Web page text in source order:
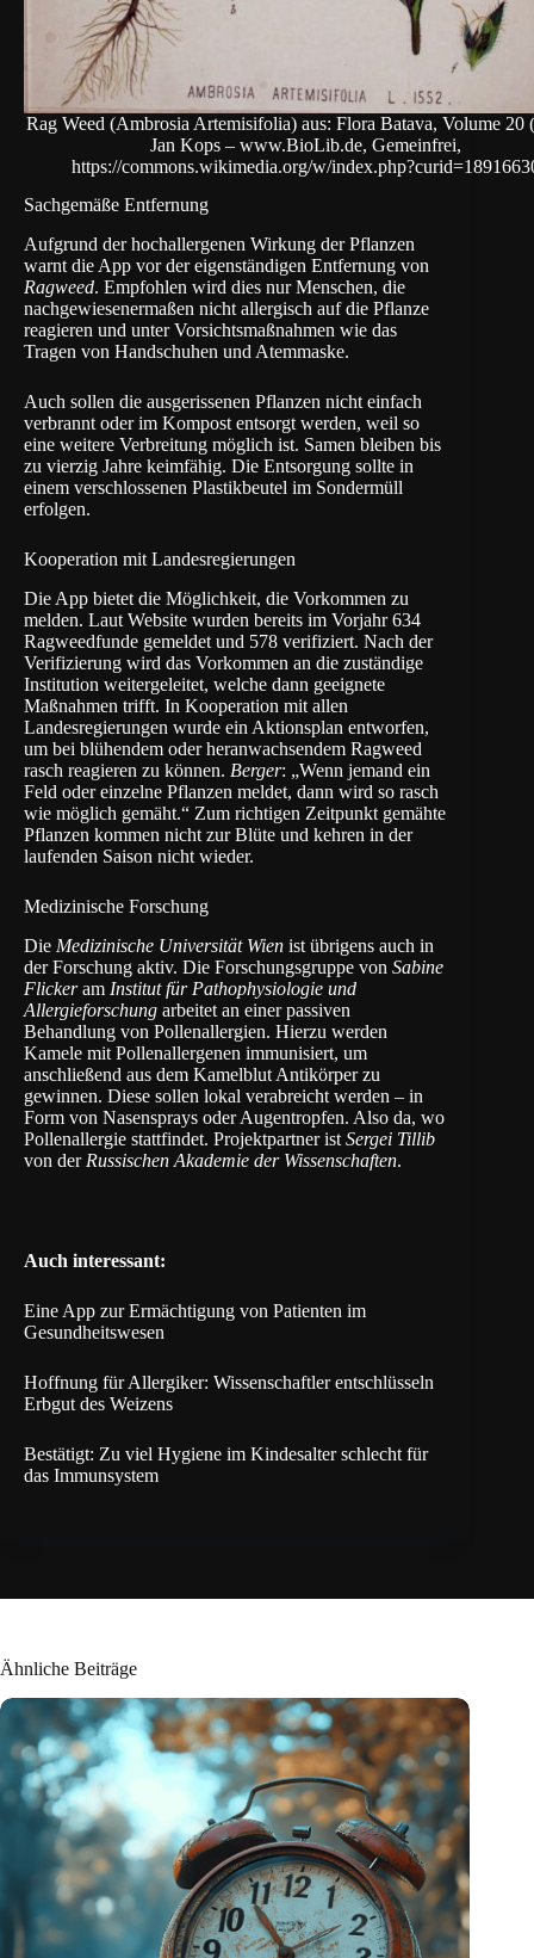
Rag Weed (Ambrosia Artemisifolia) aus: Flora Batava, Volume 20
Jan Kops – www.BioLib.de, Gemeinfrei,
https://commons.wikimedia.org/w/
Sachgemäße Entfernung
Aufgrund der hochallergenen Wirkung der Pflanzen
warnt die App vor der eigenständigen Entfernung von
Ragweed. Empfohlen wird dies nur Menschen, die
nachgewiesenermaßen nicht allergisch auf die Pflanze
reagieren und unter Vorsichtsmaßnahmen wie das
Tragen von Handschuhen und Atemmaske.
Auch sollen die ausgerissenen Pflanzen nicht einfach
verbrannt oder im Kompost entsorgt werden, weil so
eine weitere Verbreitung möglich ist. Samen bleiben bis
zu vierzig Jahre keimfähig. Die Entsorgung sollte in
einem verschlossenen Plastikbeutel im Sondermüll
erfolgen.
Kooperation mit Landesregierungen
Die App bietet die Möglichkeit, die Vorkommen zu
melden. Laut Website wurden bereits im Vorjahr 634
Ragweedfunde gemeldet und 578 verifiziert. Nach der
Verifizierung wird das Vorkommen an die zuständige
Institution weitergeleitet, welche dann geeignete
Maßnahmen trifft. In Kooperation mit allen
Landesregierungen wurde ein Aktionsplan entworfen,
um bei blühendem oder heranwachsendem Ragweed
rasch reagieren zu können. Berger: „Wenn jemand ein
Feld oder einzelne Pflanzen meldet, dann wird so rasch
wie möglich gemäht.“ Zum richtigen Zeitpunkt gemähte
Pflanzen kommen nicht zur Blüte und kehren in der
laufenden Saison nicht wieder.
Medizinische Forschung
Die Medizinische Universität Wien ist übrigens auch in
der Forschung aktiv. Die Forschungsgruppe von Sabine
Flickeram Institut für Pathophysiologie und
Allergieforschung arbeitet an einer passiven
Behandlung von Pollenallergien. Hierzu werden
Kamele mit Pollenallergenen immunisiert, um
anschließend aus dem Kamelblut Antikörper zu
gewinnen. Diese sollen lokal verabreicht werden – in
Form von Nasensprays oder Augentropfen. Also da, wo
Pollenallergie stattfindet. Projektpartner ist Sergei Tillib
von der Russischen Akademie der Wissenschaften.
Auch interessant:
Eine App zur Ermächtigung von Patienten im
Gesundheitswesen
Hoffnung für Allergiker: Wissenschaftler entschlüsseln
Erbgut des Weizens
Bestätigt: Zu viel Hygiene im Kindesalter schlecht für
das Immunsystem
Ähnliche Beiträge